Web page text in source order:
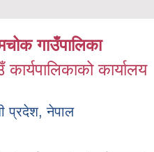
गाउँपालिका
कार्यपालिकाको कार्यालय
प्रदेश, नेपाल